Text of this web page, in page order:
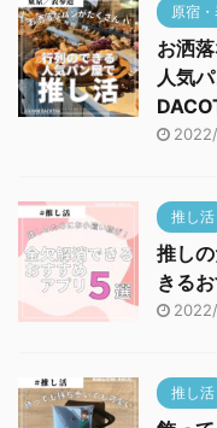
原宿
お洒
人気
推し活
推し
きる
推し活